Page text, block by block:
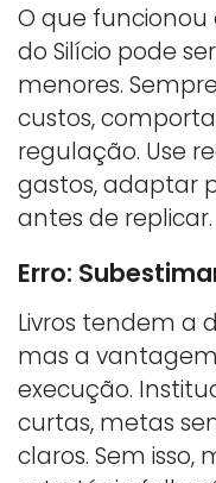
O que
do Silício pode
menores.
custos,
regulação. Use
gastos, adaptar
antes de replicar.
Erro:
Livros tendem a
mas a
execução.
curtas, metas
claros. Sem